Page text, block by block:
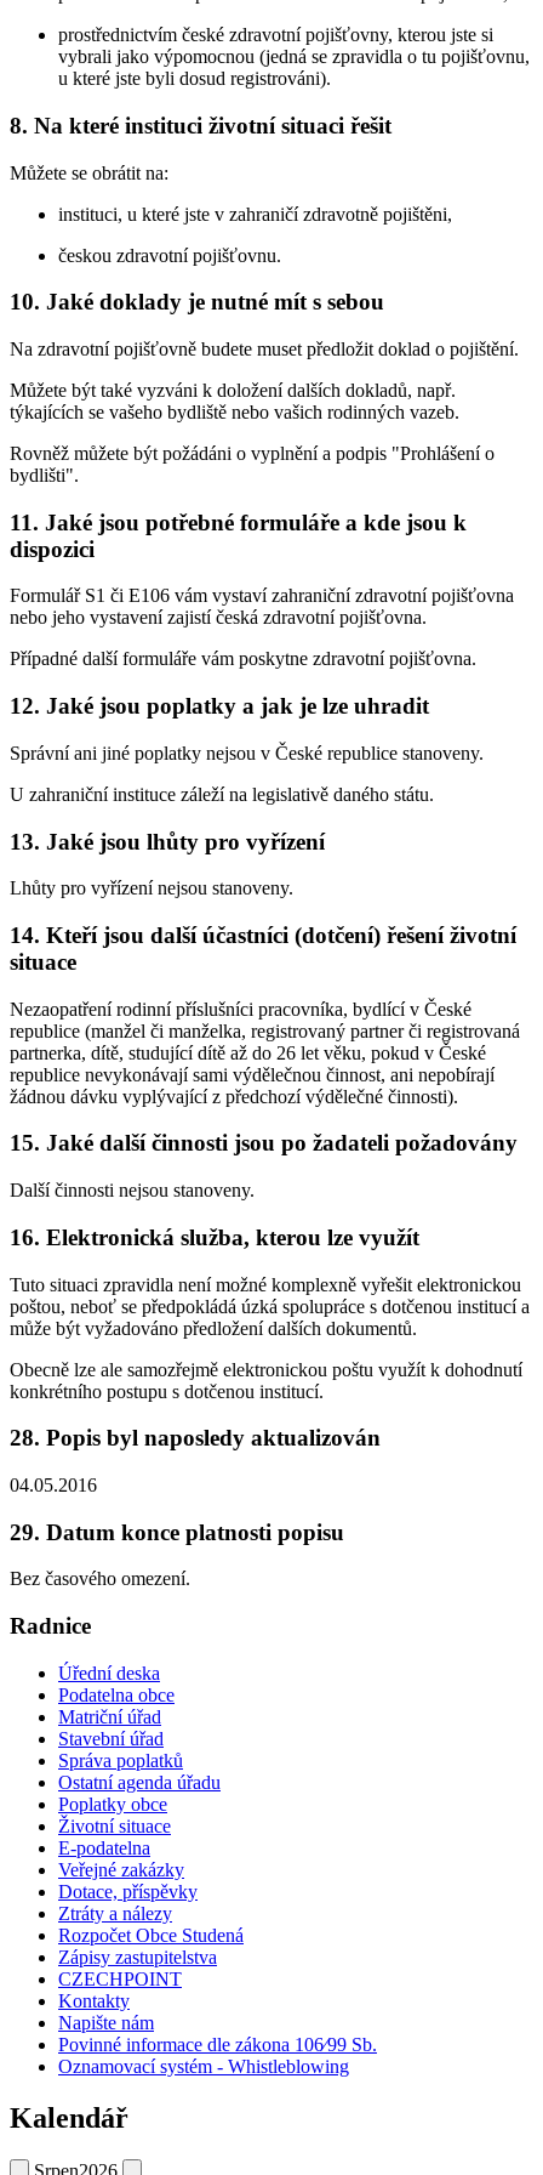
prostřednictvím české zdravotní pojišťovny, kterou jste si
vybrali jako výpomocnou (jedná se zpravidla o tu pojišťovnu,
u které jste byli dosud registrováni).
8. Na které instituci životní situaci řešit
Můžete se obrátit na:
instituci, u které jste v zahraničí zdravotně pojištěni,
českou zdravotní pojišťovnu.
10. Jaké doklady je nutné mít s sebou
Na zdravotní pojišťovně budete muset předložit doklad o pojištění.
Můžete být také vyzváni k doložení dalších dokladů, např.
týkajících se vašeho bydliště nebo vašich rodinných vazeb.
Rovněž můžete být požádáni o vyplnění a podpis "Prohlášení o
bydlišti".
11. Jaké jsou potřebné formuláře a kde jsou k
dispozici
Formulář S1 či E106 vám vystaví zahraniční zdravotní pojišťovna
nebo jeho vystavení zajistí česká zdravotní pojišťovna.
Případné další formuláře vám poskytne zdravotní pojišťovna.
12. Jaké jsou poplatky a jak je lze uhradit
Správní ani jiné poplatky nejsou v České republice stanoveny.
U zahraniční instituce záleží na legislativě daného státu.
13. Jaké jsou lhůty pro vyřízení
Lhůty pro vyřízení nejsou stanoveny.
14. Kteří jsou další účastníci (dotčení) řešení životní
situace
Nezaopatření rodinní příslušníci pracovníka, bydlící v České
republice (manžel či manželka, registrovaný partner či registrovaná
partnerka, dítě, studující dítě až do 26 let věku, pokud v České
republice nevykonávají sami výdělečnou činnost, ani nepobírají
žádnou dávku vyplývající z předchozí výdělečné činnosti).
15. Jaké další činnosti jsou po žadateli požadovány
Další činnosti nejsou stanoveny.
16. Elektronická služba, kterou lze využít
Tuto situaci zpravidla není možné komplexně vyřešit elektronickou
poštou, neboť se předpokládá úzká spolupráce s dotčenou institucí a
může být vyžadováno předložení dalších dokumentů.
Obecně lze ale samozřejmě elektronickou poštu využít k dohodnutí
konkrétního postupu s dotčenou institucí.
28. Popis byl naposledy aktualizován
04.05.2016
29. Datum konce platnosti popisu
Bez časového omezení.
Radnice
Úřední deska
Podatelna obce
Matriční úřad
Stavební úřad
Správa poplatků
Ostatní agenda úřadu
Poplatky obce
Životní situace
E-podatelna
Veřejné zakázky
Dotace, příspěvky
Ztráty a nálezy
Rozpočet Obce Studená
Zápisy zastupitelstva
CZECHPOINT
Kontakty
Napište nám
Povinné informace dle zákona 106⁄99 Sb.
Oznamovací systém - Whistleblowing
Kalendář
Srpen2026